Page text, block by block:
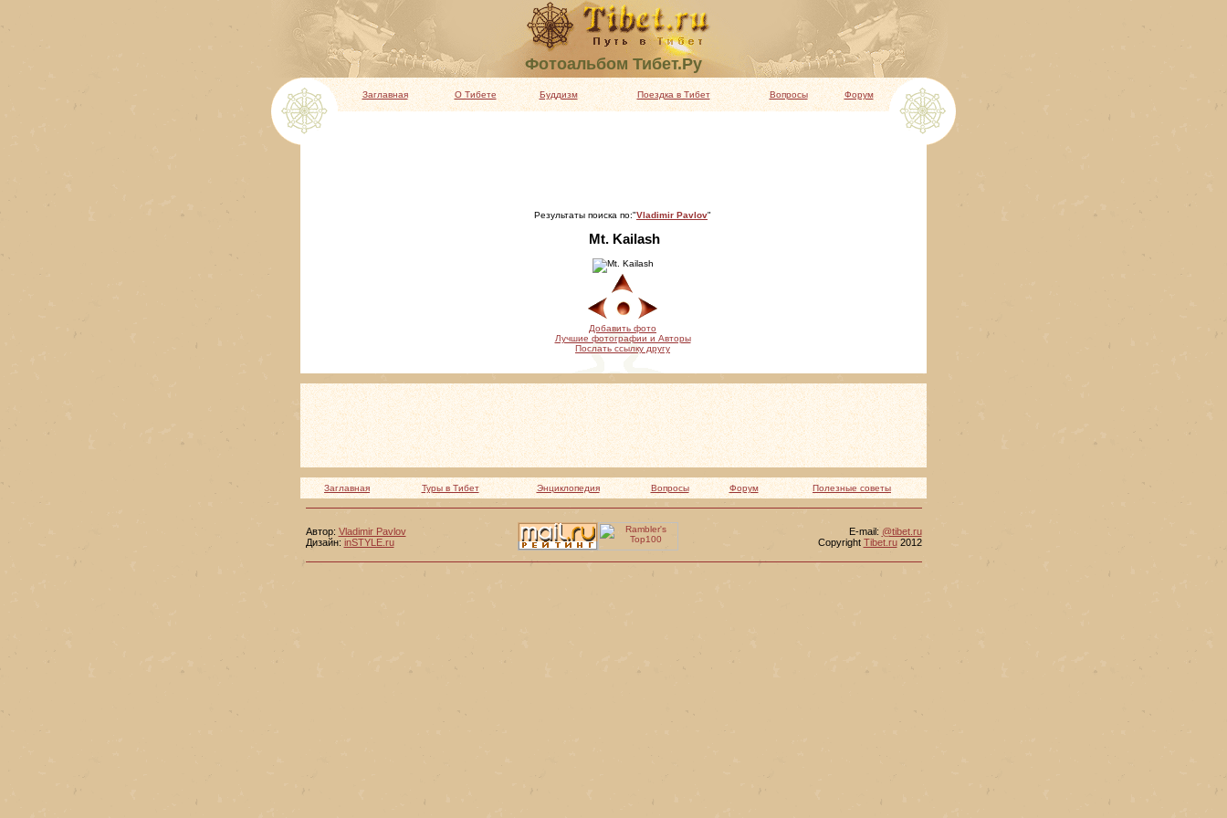
Фотоальбом Тибет.Ру
Заглавная О Тибете Буддизм Поездка в Тибет Вопросы Форум
Результаты поиска по:"Vladimir Pavlov"
Mt. Kailash
Добавить фото
Лучшие фотографии и Авторы
Послать ссылку другу
Заглавная Туры в Тибет Энциклопедия Вопросы Форум Полезные советы
Автор: Vladimir Pavlov
Дизайн: inSTYLE.ru
Е-mail: @tibet.ru
Copyright Tibet.ru2012